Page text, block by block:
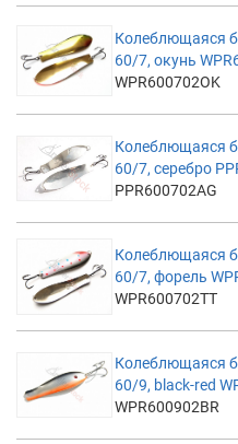
Колеблющаяся
60/7, окунь
WPR600702OK
Колеблющаяся
60/7, серебро
PPR600702AG
Колеблющаяся
60/7, форель
WPR600702TT
Колеблющаяся
60/9, black-red
WPR600902BR